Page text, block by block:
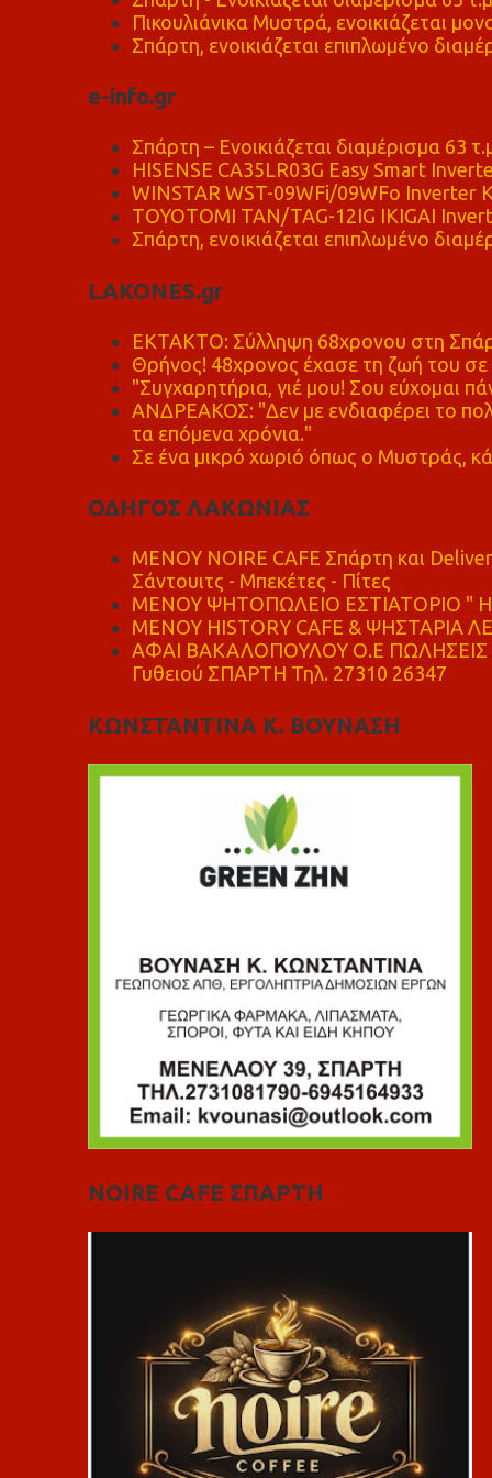
Πικουλιάνικα Μυστρά, ενοικιάζεται
Σπάρτη, ενοικιάζεται επιπλωμένο
e-info.gr
Σπάρτη – Ενοικιάζεται διαμέρισμα 63
HISENSE CA35LR03G Easy Smart
WINSTAR WST-09WFi/09WFo Inverter
TOYOTOMI TAN/TAG-12IG IKIGAI
Σπάρτη, ενοικιάζεται επιπλωμένο
LAKONES.gr
ΕΚΤΑΚΤΟ: Σύλληψη 68χρονου στη
Θρήνος! 48χρονος έχασε τη ζωή του
"Συγχαρητήρια, γιέ μου! Σου εύχομαι
ΑΝΔΡΕΑΚΟΣ: "Δεν με ενδιαφέρει το
τα επόμενα χρόνια."
Σε ένα μικρό χωριό όπως ο Μυστράς,
ΟΔΗΓΟΣ ΛΑΚΩΝΙΑΣ
MENOY NOIRE CAFE Σπάρτη και
Σάντουιτς - Μπεκέτες - Πίτες
ΜΕΝΟΥ ΨΗΤΟΠΩΛΕΙΟ ΕΣΤΙΑΤΟΡΙΟ "
ΜΕΝΟΥ HISTORY CAFE & ΨΗΣΤΑΡΙΑ
ΑΦΑΙ ΒΑΚΑΛΟΠΟΥΛΟΥ Ο.Ε ΠΩΛΗΣΕΙΣ
Γυθειού ΣΠΑΡΤΗ Τηλ. 27310 26347
ΚΩΝΣΤΑΝΤΙΝΑ Κ. ΒΟΥΝΑΣΗ
NOIRE CAFE ΣΠΑΡΤΗ